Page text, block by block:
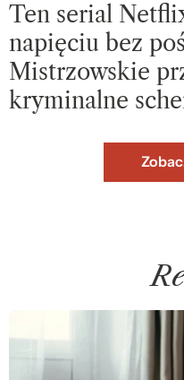
Ten serial
napięciu bez
Mistrzowskie
kryminalne